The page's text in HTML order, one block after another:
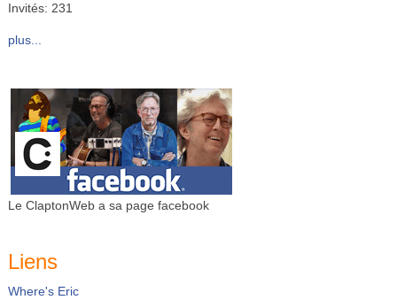
Invités: 231
plus...
Le ClaptonWeb a sa page facebook
Liens
Where's Eric